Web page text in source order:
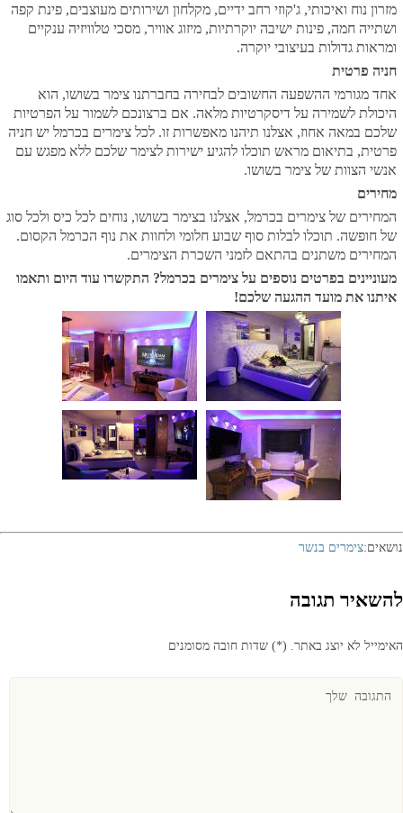
מזרון נוח ואיכותי, ג'קוזי רחב ידיים, מקלחון ושירותים מעוצבים, פינת קפה
ושתייה חמה, פינות ישיבה יוקרתיות, מיזוג אוויר, מסכי טלוויזיה ענקיים
ומראות גדולות בעיצובי יוקרה.
חניה פרטית
אחד מגורמי ההשפעה החשובים לבחירה בחברתנו צימר בשושו, הוא
היכולת לשמירה על דיסקרטיות מלאה. אם ברצונכם לשמור על הפרטיות
שלכם במאה אחוז, אצלנו תיהנו מאפשרות זו. לכל צימרים בכרמל יש חניה
פרטית, בתיאום מראש תוכלו להגיע ישירות לצימר שלכם ללא מפגש עם
אנשי הצוות של צימר בשושו.
מחירים
המחירים של צימרים בכרמל, אצלנו בצימר בשושו, נוחים לכל כיס ולכל סוג
של חופשה. תוכלו לבלות סוף שבוע חלומי ולחוות את נוף הכרמל הקסום.
המחירים משתנים בהתאם לזמני השכרת הצימרים.
מעוניינים בפרטים נוספים על צימרים בכרמל? התקשרו עוד היום ותאמו
איתנו את מועד ההגעה שלכם!
נושאים:צימרים בנשר
להשאיר תגובה
האימייל לא יוצג באתר. (
*) שדות חובה מסומנים